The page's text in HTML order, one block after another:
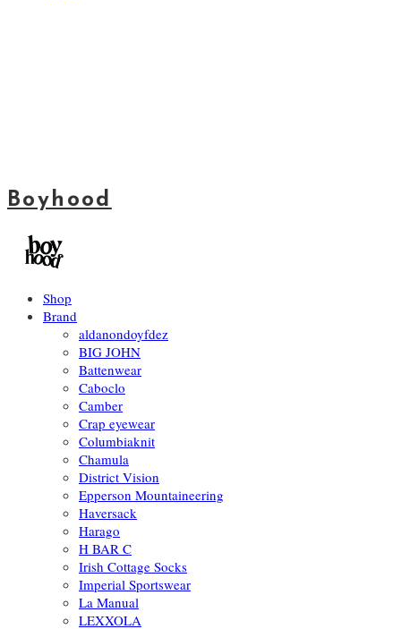
Boyhood
Shop
Brand
aldanondoyfdez
BIG JOHN
Battenwear
Caboclo
Camber
Crap eyewear
Columbiaknit
Chamula
District Vision
Epperson Mountaineering
Haversack
Harago
H BAR C
Irish Cottage Socks
Imperial Sportswear
La Manual
LEXXOLA